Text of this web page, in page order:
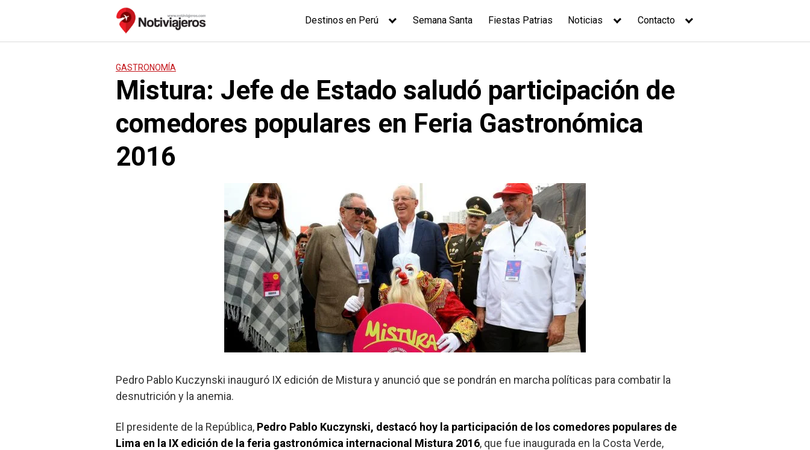
Destinos en Perú Semana Santa Fiestas Patrias Noticias Contacto
GASTRONOMÍA
Mistura: Jefe de Estado saludó participación de
comedores populares en Feria Gastronómica
2016
Pedro Pablo Kuczynski inauguró IX edición de Mistura y anunció que se pondrán en marcha políticas para combatir la
desnutrición y la anemia.
El presidente de la República, Pedro Pablo Kuczynski, destacó hoy la participación de los comedores populares de
Lima en la IX edición de la feria gastronómica internacional Mistura 2016, que fue inaugurada en la Costa Verde,